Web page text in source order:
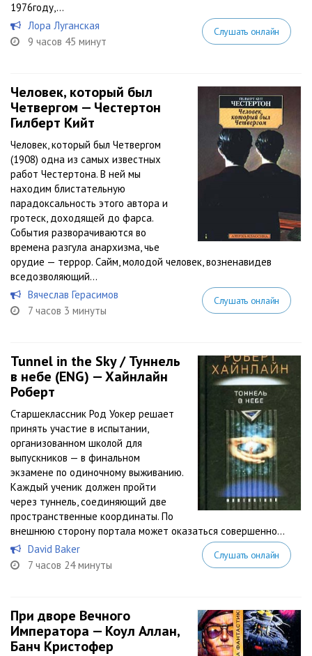
1976году,...
Лора Луганская
9 часов 45 минут
Слушать онлайн
Человек, который был
Четвергом — Честертон
Гилберт Кийт
Человек, который был Четвергом
(1908) одна из самых известных
работ Честертона. В ней мы
находим блистательную
парадоксальность этого автора и
гротеск, доходящей до фарса.
События разворачиваются во
времена разгула анархизма, чье
орудие — террор. Сайм, молодой человек, возненавидев
вседозволяющий...
Вячеслав Герасимов
7 часов 3 минуты
Слушать онлайн
Tunnel in the Sky / Туннель
в небе (ENG) — Хайнлайн
Роберт
Старшеклассник Род Уокер решает
принять участие в испытании,
организованном школой для
выпускников — в финальном
экзамене по одиночному выживанию.
Каждый ученик должен пройти
через туннель, соединяющий две
пространственные координаты. По
внешнюю сторону портала может оказаться совершенно...
David Baker
7 часов 24 минуты
Слушать онлайн
При дворе Вечного
Императора — Коул Аллан,
Банч Кристофер